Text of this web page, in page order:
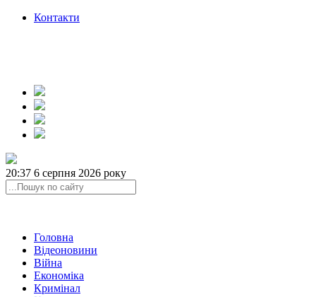
Контакти
20:37 6 серпня 2026 року
Головна
Відеоновини
Війна
Економіка
Кримінал